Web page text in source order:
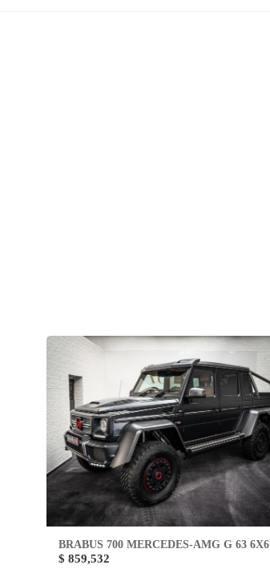
BRABUS 700 MERCEDES-AMG G 63 6X6
$ 859,532